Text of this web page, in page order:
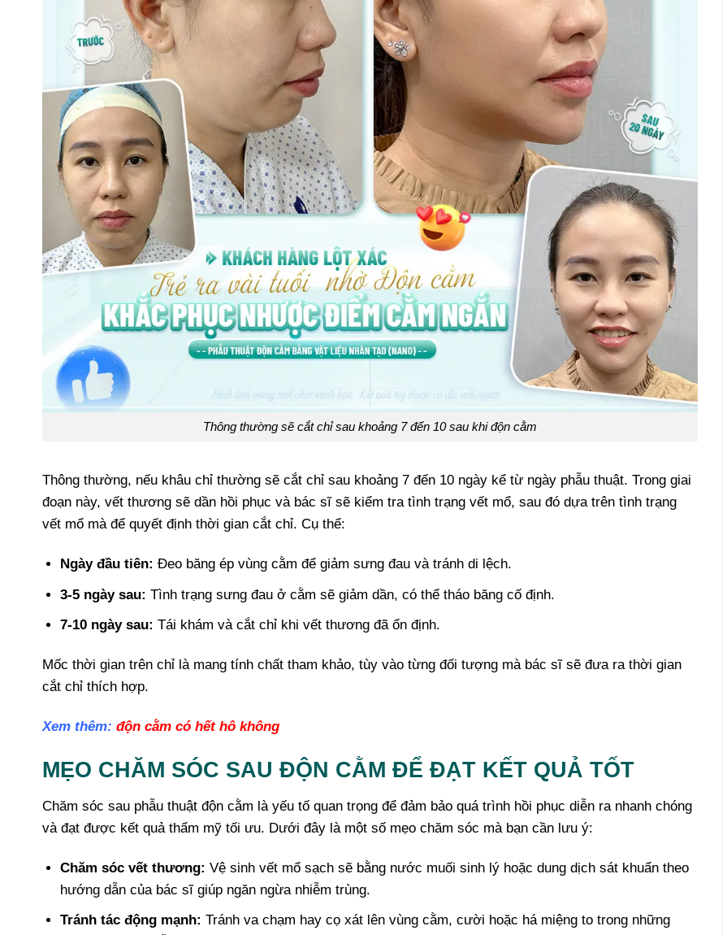
Thông thường sẽ cắt chỉ sau khoảng 7 đến 10 sau khi độn cằm
Thông thường, nếu khâu chỉ thường sẽ cắt chỉ sau khoảng 7 đến 10 ngày kể từ ngày phẫu thuật. Trong giai
đoạn này, vết thương sẽ dần hồi phục và bác sĩ sẽ kiểm tra tình trạng vết mổ, sau đó dựa trên tình trạng
vết mổ mà để quyết định thời gian cắt chỉ. Cụ thể:
Ngày đầu tiên: Đeo băng ép vùng cằm để giảm sưng đau và tránh di lệch.
3-5 ngày sau: Tình trạng sưng đau ở cằm sẽ giảm dần, có thể tháo băng cố định.
7-10 ngày sau: Tái khám và cắt chỉ khi vết thương đã ổn định.
Mốc thời gian trên chỉ là mang tính chất tham khảo, tùy vào từng đối tượng mà bác sĩ sẽ đưa ra thời gian
cắt chỉ thích hợp.
Xem thêm: độn cằm có hết hô không
MẸO CHĂM SÓC SAU ĐỘN CẰM ĐỂ ĐẠT KẾT QUẢ TỐT
Chăm sóc sau phẫu thuật độn cằm là yếu tố quan trọng để đảm bảo quá trình hồi phục diễn ra nhanh chóng
và đạt được kết quả thẩm mỹ tối ưu. Dưới đây là một số mẹo chăm sóc mà bạn cần lưu ý:
Chăm sóc vết thương: Vệ sinh vết mổ sạch sẽ bằng nước muối sinh lý hoặc dung dịch sát khuẩn theo
hướng dẫn của bác sĩ giúp ngăn ngừa nhiễm trùng.
Tránh tác động mạnh:Tránh va chạm hay cọ xát lên vùng cằm, cười hoặc há miệng to trong những